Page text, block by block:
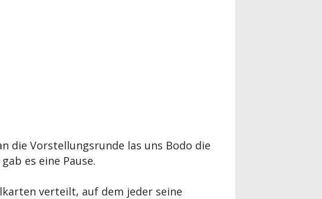
die Vorstellungsrunde las uns Bodo die
es eine Pause.
verteilt, auf dem jeder seine